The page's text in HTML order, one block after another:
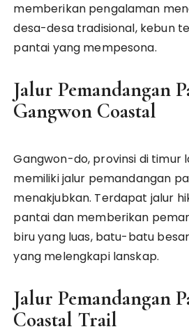
memberikan pengalaman
desa-desa tradisional, kebun
pantai yang mempesona.
Jalur Pemandangan
Gangwon Coastal
Gangwon-do, provinsi di timur
memiliki jalur pemandangan
menakjubkan. Terdapat jalur
pantai dan memberikan
biru yang luas, batu-batu
yang melengkapi lanskap.
Jalur Pemandangan
Coastal Trail